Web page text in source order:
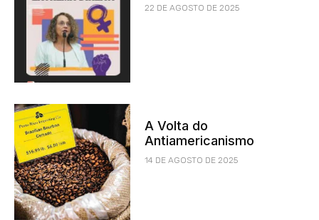
22 DE AGOSTO DE 2025
A Volta do
Antiamericanismo
14 DE AGOSTO DE 2025